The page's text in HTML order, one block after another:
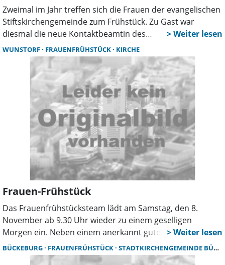
Zweimal im Jahr treffen sich die Frauen der evangelischen
Stiftskirchengemeinde zum Frühstück. Zu Gast war
diesmal die neue Kontaktbeamtin des
Polizeikommissariats, Catharina Bode.
WUNSTORF FRAUENFRÜHSTÜCK KIRCHE
Frauen-Frühstück
Das Frauenfrühstücksteam lädt am Samstag, den 8.
November ab 9.30 Uhr wieder zu einem geselligen
Morgen ein. Neben einem anerkannt guten Frühstück und
gemeinsamen Gesang, steht eine Vortrag der Polizei über
Sorgemaßnahmen für das anstehende Lebensalter auf
BÜCKEBURG FRAUENFRÜHSTÜCK STADTKIRCHENGEMEINDE BÜCKEBURG